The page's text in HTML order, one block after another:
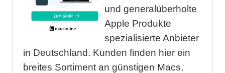
und generalüberholte
Apple Produkte
spezialisierte Anbieter
in Deutschland. Kunden finden hier ein
breites Sortiment an günstigen Macs,